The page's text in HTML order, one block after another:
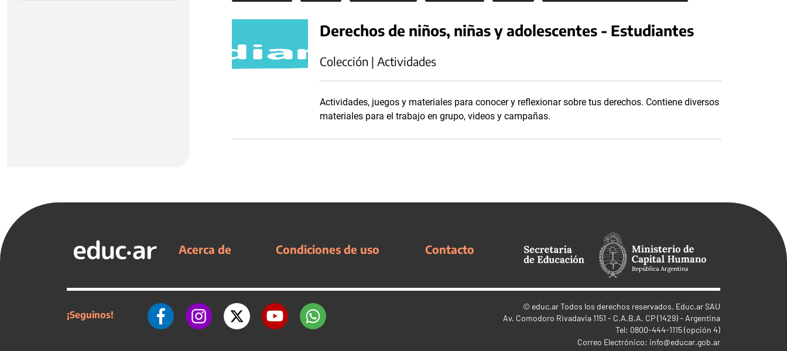
Derechos de niños, niñas y adolescentes - Estudiantes
Colección | Actividades
Actividades, juegos y materiales para conocer y reflexionar sobre tus derechos. Contiene diversos
materiales para el trabajo en grupo, videos y campañas.
Acerca de Condiciones de uso Contacto
¡Seguinos!
© educ.arTodos los derechos reservados. Educ.ar SAU
Av. Comodoro Rivadavia 1151 - C.A.B.A. CP (1429) - Argentina
Tel: 0800-444-1115 (opción 4)
Correo Electrónico: info@educar.gob.ar